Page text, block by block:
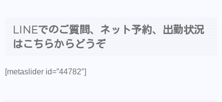
LINEでのご質問、ネット予約、出勤状況
はこちらからどうぞ
[metaslider id=”44782″]